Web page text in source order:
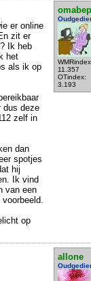
omabep
11.357
OTindex:
3.193
er online
zit er
Ik heb
het
als ik op
dus deze
zelf in
dan
spotjes
hij
Ik vind
van een
op
allone